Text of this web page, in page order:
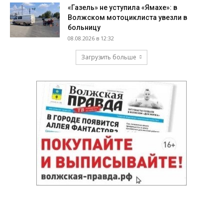
«Газель» не уступила «Ямахе»: в
Волжском мотоциклиста увезли в
больницу
08.08.2026 в 12:32
Загрузить больше